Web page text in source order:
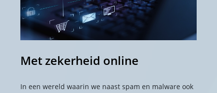
Met zekerheid online
In een wereld waarin we naast spam en malware ook